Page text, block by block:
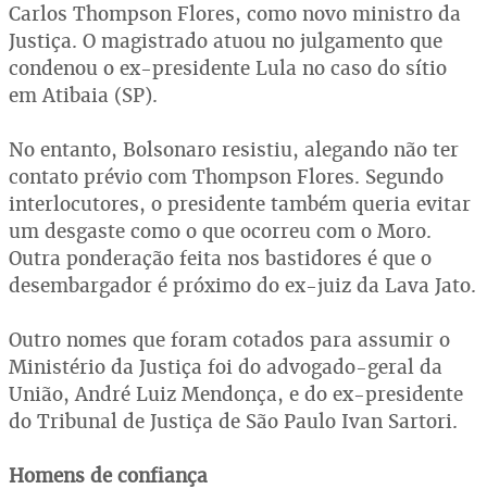
Carlos Thompson Flores, como novo ministro da
Justiça. O magistrado atuou no julgamento que
condenou o ex-presidente Lula no caso do sítio
em Atibaia (SP).
No entanto, Bolsonaro resistiu, alegando não ter
contato prévio com Thompson Flores. Segundo
interlocutores, o presidente também queria evitar
um desgaste como o que ocorreu com o Moro.
Outra ponderação feita nos bastidores é que o
desembargador é próximo do ex-juiz da Lava Jato.
Outro nomes que foram cotados para assumir o
Ministério da Justiça foi do advogado-geral da
União, André Luiz Mendonça, e do ex-presidente
do Tribunal de Justiça de São Paulo Ivan Sartori.
Homens de confiança